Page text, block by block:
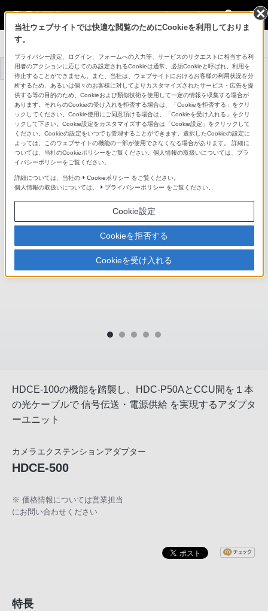
法人のお客様
システムカメラ
トップ 商品一覧 事例一覧
カメラエクステンションアダプター
HDCE-500
詳細メニュー
HDCE-100の機能を踏襲し、HDC-P50AとCCU間を１本
の光ケーブルで 信号伝送・電源供給 を実現するアダプタ
ーユニット
カメラエクステンションアダプター
HDCE-500
※ 価格情報については営業担当
にお問い合わせください
特長
当社ウェブサイトでは快適な閲覧のためにCookieを利用しておりま
す。
プライバシー設定、ログイン、フォームへの入力等、サービスのリクエストに相当する利
用者のアクションに応じてのみ設定されるCookieは通常、必須Cookieと呼ばれ、利用を
停止することができません。また、当社は、ウェブサイトにおけるお客様の利用状況を分
析するため、あるいは個々のお客様に対してよりカスタマイズされたサービス・広告を提
供する等の目的のため、Cookieおよび類似技術を使用して一定の情報を収集する場合が
あります。それらのCookieの受け入れを拒否する場合は、「Cookieを拒否する」をクリ
ックしてください。Cookie使用にご同意頂ける場合は、「Cookieを受け入れる」をクリ
ックして下さい。Cookie設定をカスタマイズする場合は「Cookie設定」をクリックして
ください。Cookieの設定をいつでも管理することができます。選択したCookieの設定に
よっては、このウェブサイトの機能の一部が使用できなくなる場合があります。 詳細に
ついては、当社のCookieポリシーをご覧ください。個人情報の取扱いについては、プラ
イバシーポリシーをご覧ください。
詳細については、当社の Cookieポリシー をご覧ください。
個人情報の取扱いについては、
プライバシーポリシー をご覧ください。
Cookie設定
Cookieを拒否する
Cookieを受け入れる